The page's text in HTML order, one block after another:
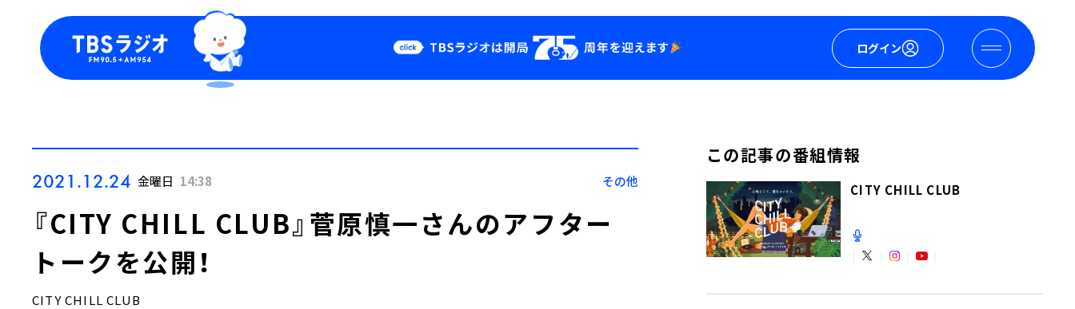
ログイン
Podcast
YouTube
2021.12.24 金曜日 14:38 その他
『CITY CHILL CLUB』菅原慎一さんのアフター
トークを公開！
CITY CHILL CLUB
この記事の番組情報
CITY CHILL CLUB